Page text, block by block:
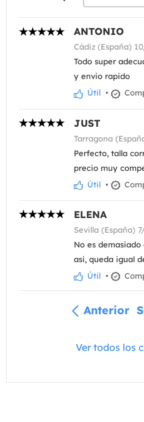
ANTONIO
Cádiz (España)
Todo super
y envio rapido
Útil •
JUST
Tarragona
Perfecto, talla
precio muy
Útil •
ELENA
Sevilla (España)
No es
asi, queda igual
Útil •
Anterior
Ver todos los